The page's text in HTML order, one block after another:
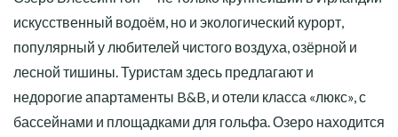
искусственный водоём, но и экологический курорт,
популярный у любителей чистого воздуха, озёрной и
лесной тишины. Туристам здесь предлагают и
недорогие апартаменты B&B, и отели класса «люкс», с
бассейнами и площадками для гольфа. Озеро находится